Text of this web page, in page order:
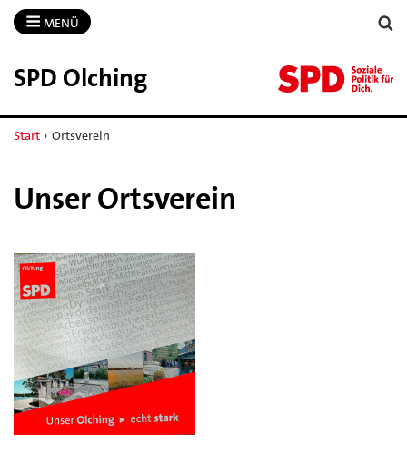
MENÜ
SPD Olching
Start › Ortsverein
Unser Ortsverein